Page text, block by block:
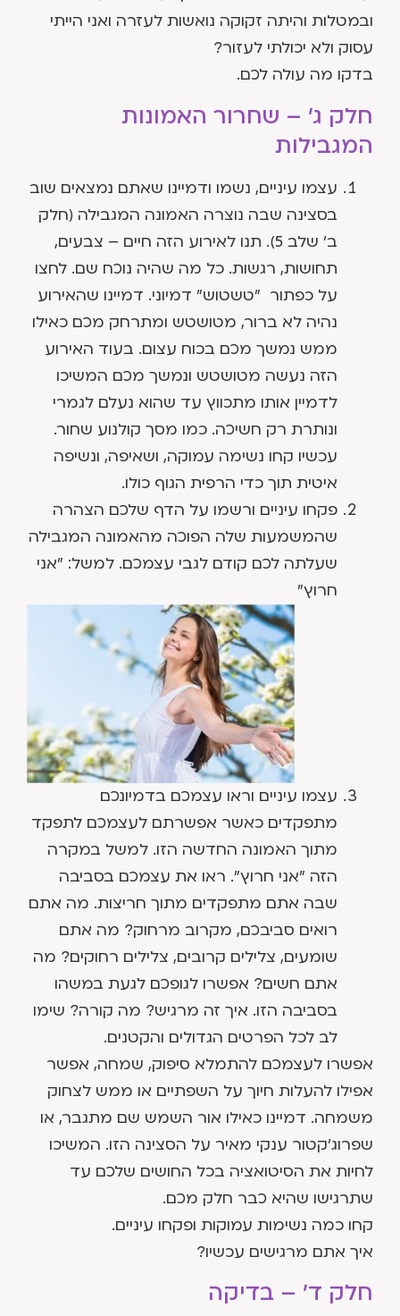
ובמטלות והיתה זקוקה נואשות לעזרה ואני הייתי
עסוק ולא יכולתי לעזור?
בדקו מה עולה לכם.
חלק ג' – שחרור האמונות
המגבילות
עצמו עיניים, נשמו ודמיינו שאתם נמצאים שוב
בסצינה שבה נוצרה האמונה המגבילה (חלק
ב' שלב 5). תנו לאירוע הזה חיים – צבעים,
תחושות, רגשות. כל מה שהיה נוכח שם. לחצו
על כפתור "טשטוש" דמיוני. דמיינו שהאירוע
נהיה לא ברור, מטושטש ומתרחק מכם כאילו
ממש נמשך מכם בכוח עצום. בעוד האירוע
הזה נעשה מטושטש ונמשך מכם המשיכו
לדמיין אותו מתכווץ עד שהוא נעלם לגמרי
ונותרת רק חשיכה. כמו מסך קולנוע שחור.
עכשיו קחו נשימה עמוקה, ושאיפה, ונשיפה
איטית תוך כדי הרפית הגוף כולו.
פקחו עיניים ורשמו על הדף שלכם הצהרה
שהמשמעות שלה הפוכה מהאמונה המגבילה
שעלתה לכם קודם לגבי עצמכם. למשל: "אני
חרוץ"
עצמו עיניים וראו עצמכם בדמיונכם
מתפקדים כאשר אפשרתם לעצמכם לתפקד
מתוך האמונה החדשה הזו. למשל במקרה
הזה "אני חרוץ". ראו את עצמכם בסביבה
שבה אתם מתפקדים מתוך חריצות. מה אתם
רואים סביבכם, מקרוב מרחוק? מה אתם
שומעים, צלילים קרובים, צלילים רחוקים? מה
אתם חשים? אפשרו לגופכם לגעת במשהו
בסביבה הזו. איך זה מרגיש? מה קורה? שימו
לב לכל הפרטים הגדולים והקטנים.
אפשרו לעצמכם להתמלא סיפוק, שמחה, אפשר
אפילו להעלות חיוך על השפתיים או ממש לצחוק
משמחה. דמיינו כאילו אור השמש שם מתגבר, או
שפרוג'קטור ענקי מאיר על הסצינה הזו. המשיכו
לחיות את הסיטואציה בכל החושים שלכם עד
שתרגישו שהיא כבר חלק מכם.
קחו כמה נשימות עמוקות ופקחו עיניים.
איך אתם מרגישים עכשיו?
חלק ד' – בדיקה